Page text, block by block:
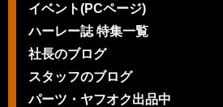
イベント(PCページ)
ハーレー誌 特集一覧
社長のブログ
スタッフのブログ
パーツ・ヤフオク出品中